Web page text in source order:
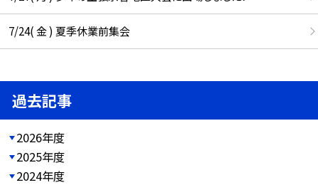
7/24( 金 ) 夏季休業前集会
過去記事
2026年度
2025年度
2024年度